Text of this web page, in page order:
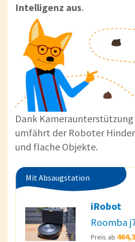
Intelligenz aus.
Dank
umfährt der Roboter
und flache Objekte.
Mit Absaugstation
iRobot
Roomba
Preis ab